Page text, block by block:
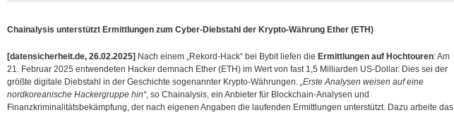
Chainalysis unterstützt Ermittlungen zum Cyber-Diebstahl der Krypto-Währung Ether (ETH)
[datensicherheit.de, 26.02.2025] Nach einem „Rekord-Hack“ bei Bybit liefen die Ermittlungen auf Hochtouren: Am
21. Februar 2025 entwendeten Hacker demnach Ether (ETH) im Wert von fast 1,5 Milliarden US-Dollar. Dies sei der
größte digitale Diebstahl in der Geschichte sogenannter Krypto-Währungen. „Erste Analysen weisen auf eine
nordkoreanische Hackergruppe hin“, so Chainalysis, ein Anbieter für Blockchain-Analysen und
Finanzkriminalitätsbekämpfung, der nach eigenen Angaben die laufenden Ermittlungen unterstützt. Dazu arbeite das